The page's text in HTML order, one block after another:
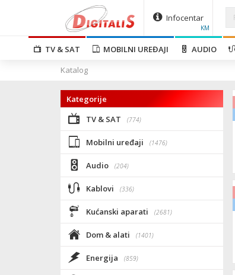
Infocentar
KM
TV & SAT MOBILNI UREĐAJI AUDIO
Katalog
Kategorije
TV & SAT
(774)
Mobilni uređaji (1476)
Audio (204)
Kablovi (336)
Kućanski aparati (2681)
Dom & alati (1401)
Energija (859)